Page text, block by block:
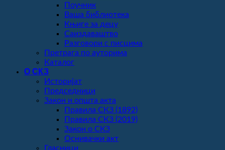
Поучник
Ваша библиотека
Књиге за децу
Саиздаваштво
Разговори с писцима
Претрага по ауторима
Каталог
О СКЗ
Историјат
Председници
Закон и општа акта
Правила СКЗ (1892)
Правила СКЗ (2019)
Закон о СКЗ
Оснивачки акт
Гласници